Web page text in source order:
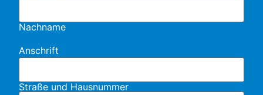
Nachname
Anschrift
Straße und Hausnummer